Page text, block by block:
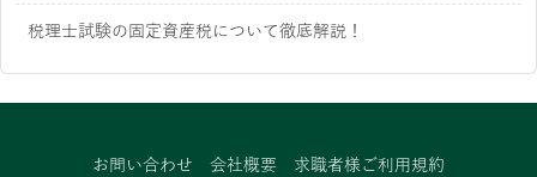
税理士試験の固定資産税について徹底解説！
お問い合わせ 会社概要 求職者様ご利用規約